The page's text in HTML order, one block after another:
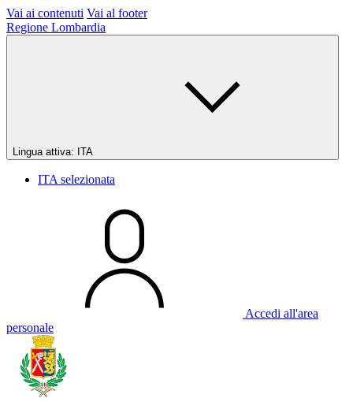
Vai ai contenuti Vai al footer
Regione Lombardia
Lingua attiva: ITA
ITA selezionata
Accedi all'area
personale